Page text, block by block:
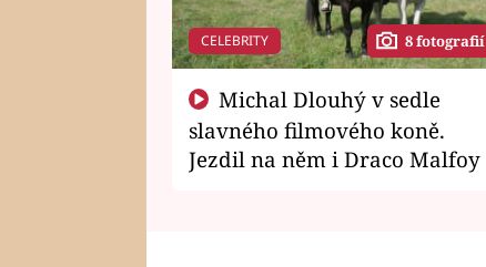
CELEBRITY 8 fotografií
slavného filmového koně.
Jezdil na něm i Draco Malfoy